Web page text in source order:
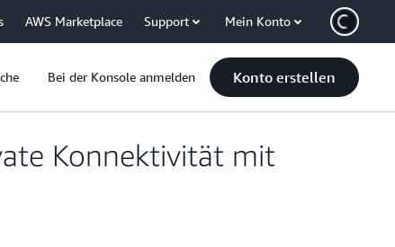
AWS Marketplace Support Mein Konto
Bei der Konsole anmelden Konto erstellen
Konnektivität mit